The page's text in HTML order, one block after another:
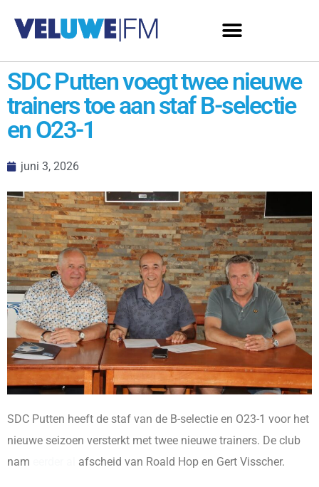
SDC Putten voegt twee nieuwe
trainers toe aan staf B-selectie
en O23-1
juni 3, 2026
SDC Putten heeft de staf van de B-selectie en O23-1 voor het
nieuwe seizoen versterkt met twee nieuwe trainers. De club
nam
afscheid van Roald Hop en Gert Visscher.